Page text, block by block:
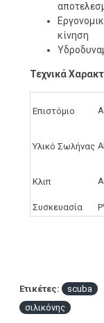
κίνηση
Τεχνικά
Επιστόμιο
Υλικό Σωλήνας
Κλιπ
Συσκευασία
Ετικέτες: scuba
σιλικόνης